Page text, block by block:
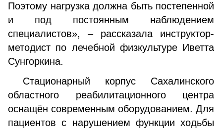
Поэтому нагрузка должна быть постепенной
и под постоянным наблюдением
специалистов», – рассказала инструктор-
методист по лечебной физкультуре Иветта
Сунгоркина.
Стационарный корпус Сахалинского
областного реабилитационного центра
оснащён современным оборудованием. Для
пациентов с нарушением функции ходьбы